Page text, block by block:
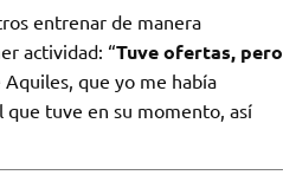
entrenar de manera
actividad: “Tuve ofertas, pero
que yo me había
tuve en su momento, así